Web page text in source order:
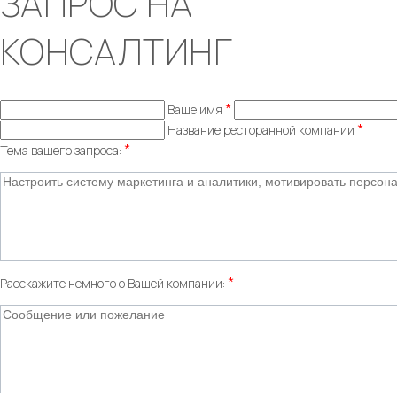
КОНСАЛТИНГ
Ваше имя *
Название ресторанной компании *
Тема вашего запроса: *
Расскажите немного о Вашей компании: *